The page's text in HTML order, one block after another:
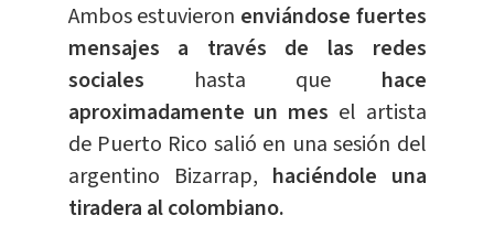
Ambos estuvieron enviándose fuertes
mensajes a través de las redes
sociales hasta que hace
aproximadamente un mes el artista
de Puerto Rico salió en una sesión del
argentino Bizarrap, haciéndole una
tiradera al colombiano.